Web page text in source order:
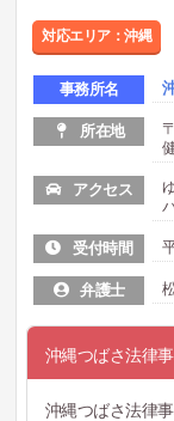
対応エリア：沖縄
事務所名
所在地
アクセス
受付時間
弁護士
沖縄つばさ法律
沖縄つばさ法律